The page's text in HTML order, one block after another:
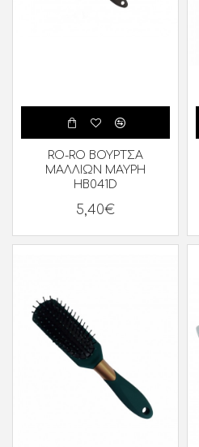
RO-RO ΒΟΥΡΤΣΑ
ΜΑΛΛΙΩΝ ΜΑΥΡΗ
HB041D
5,40€